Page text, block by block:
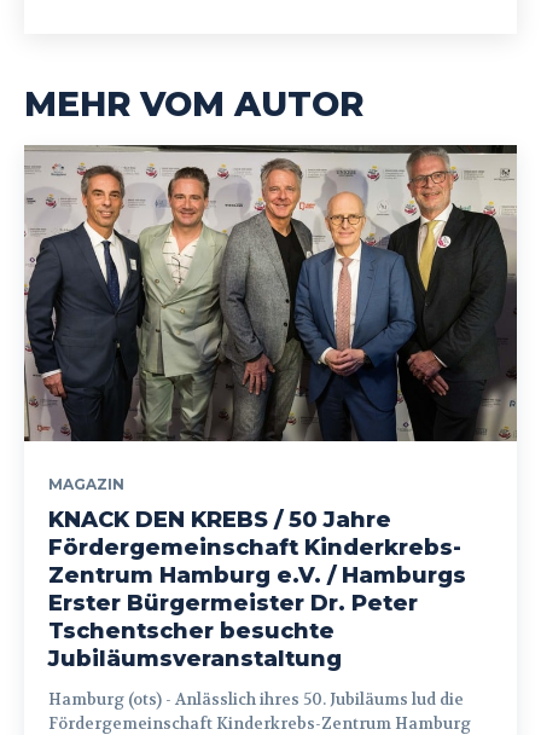
MEHR VOM AUTOR
MAGAZIN
KNACK DEN KREBS / 50 Jahre
Fördergemeinschaft Kinderkrebs-
Zentrum Hamburg e.V. / Hamburgs
Erster Bürgermeister Dr. Peter
Tschentscher besuchte
Jubiläumsveranstaltung
Hamburg (ots) - Anlässlich ihres 50. Jubiläums lud die
Fördergemeinschaft Kinderkrebs-Zentrum Hamburg